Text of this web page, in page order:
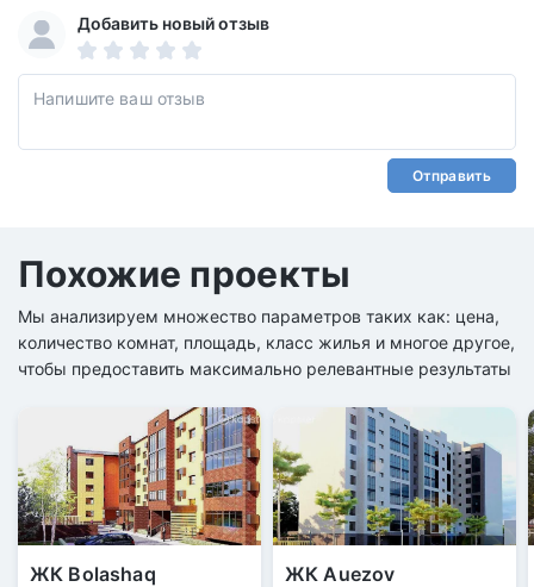
Добавить новый отзыв
Отправить
Похожие проекты
Мы анализируем множество параметров таких как: цена,
количество комнат, площадь, класс жилья и многое другое,
чтобы предоставить максимально релевантные результаты
ЖК Bolashaq ЖК Auezov